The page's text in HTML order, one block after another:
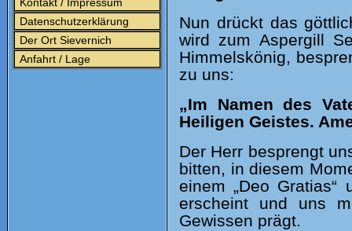
Datenschutzerklärung
Der Ort Sievernich
Anfahrt / Lage
Nun drückt das
wird zum Aspergill
Himmelskönig,
zu uns:
„Im Namen des
Heiligen Geistes.
Der Herr besprengt
bitten, in diesem
einem „Deo
erscheint und uns
Gewissen prägt.